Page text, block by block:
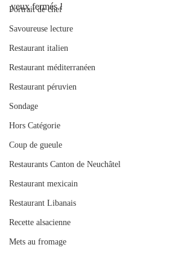
Portrait de chef
Savoureuse lecture
Restaurant italien
Restaurant méditerranéen
Restaurant péruvien
Sondage
Hors Catégorie
Coup de gueule
Restaurants Canton de Neuchâtel
Restaurant mexicain
Restaurant Libanais
Recette alsacienne
Mets au fromage
yeux fermés !